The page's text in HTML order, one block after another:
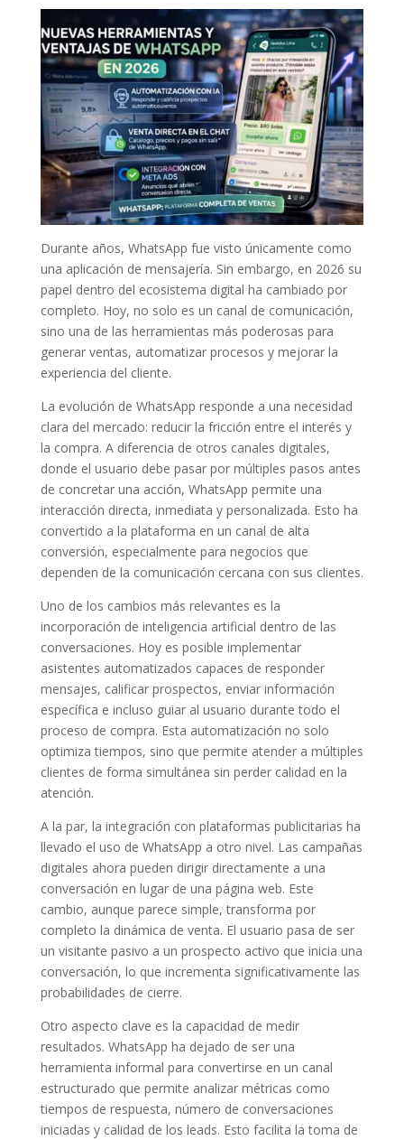
Durante años, WhatsApp fue visto únicamente como
una aplicación de mensajería. Sin embargo, en 2026 su
papel dentro del ecosistema digital ha cambiado por
completo. Hoy, no solo es un canal de comunicación,
sino una de las herramientas más poderosas para
generar ventas, automatizar procesos y mejorar la
experiencia del cliente.
La evolución de WhatsApp responde a una necesidad
clara del mercado: reducir la fricción entre el interés y
la compra. A diferencia de otros canales digitales,
donde el usuario debe pasar por múltiples pasos antes
de concretar una acción, WhatsApp permite una
interacción directa, inmediata y personalizada. Esto ha
convertido a la plataforma en un canal de alta
conversión, especialmente para negocios que
dependen de la comunicación cercana con sus clientes.
Uno de los cambios más relevantes es la
incorporación de inteligencia artificial dentro de las
conversaciones. Hoy es posible implementar
asistentes automatizados capaces de responder
mensajes, calificar prospectos, enviar información
específica e incluso guiar al usuario durante todo el
proceso de compra. Esta automatización no solo
optimiza tiempos, sino que permite atender a múltiples
clientes de forma simultánea sin perder calidad en la
atención.
A la par, la integración con plataformas publicitarias ha
llevado el uso de WhatsApp a otro nivel. Las campañas
digitales ahora pueden dirigir directamente a una
conversación en lugar de una página web. Este
cambio, aunque parece simple, transforma por
completo la dinámica de venta. El usuario pasa de ser
un visitante pasivo a un prospecto activo que inicia una
conversación, lo que incrementa significativamente las
probabilidades de cierre.
Otro aspecto clave es la capacidad de medir
resultados. WhatsApp ha dejado de ser una
herramienta informal para convertirse en un canal
estructurado que permite analizar métricas como
tiempos de respuesta, número de conversaciones
iniciadas y calidad de los leads. Esto facilita la toma de